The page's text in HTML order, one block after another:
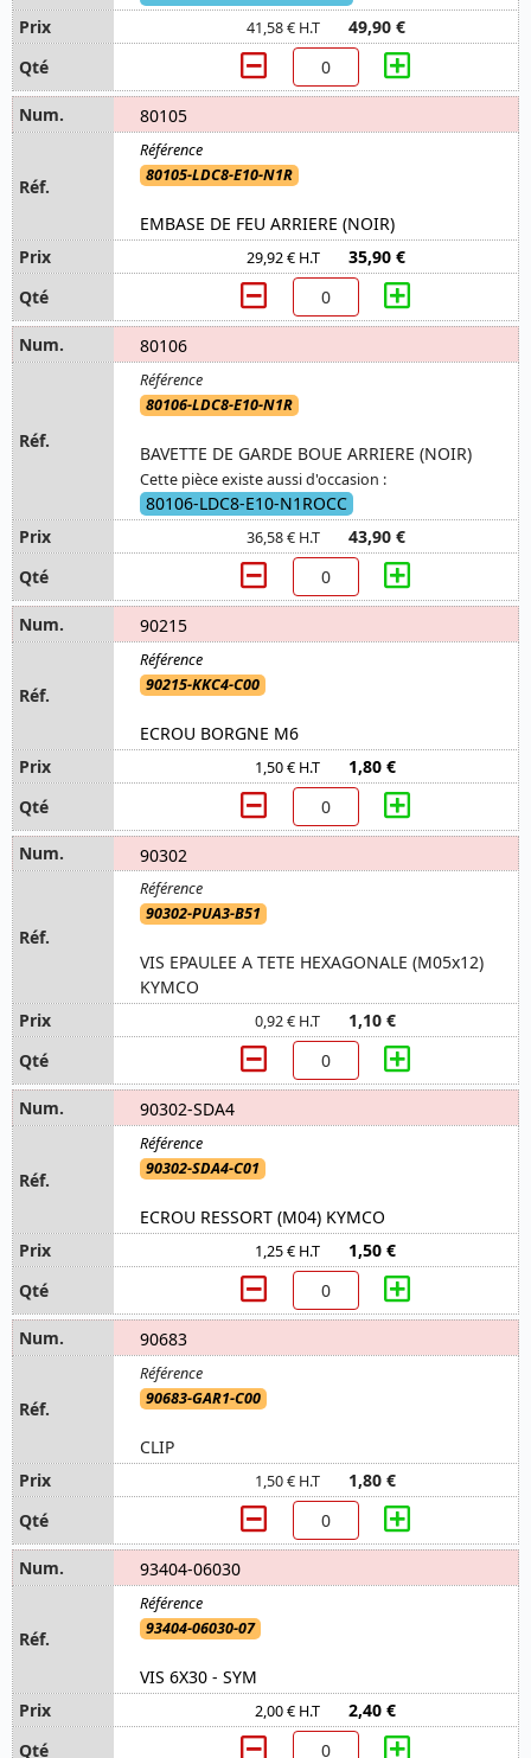
41,58 € H.T 49,90 €
80105
80105-LDC8-E10-N1R
EMBASE DE FEU ARRIERE (NOIR)
29,92 € H.T 35,90 €
80106
80106-LDC8-E10-N1R
BAVETTE DE GARDE BOUE ARRIERE (NOIR)
Cette pièce existe aussi d'occasion :
80106-LDC8-E10-N1ROCC
36,58 € H.T 43,90 €
90215
90215-KKC4-C00
ECROU BORGNE M6
1,50 € H.T 1,80 €
90302
90302-PUA3-B51
VIS EPAULEE A TETE HEXAGONALE (M05x12)
KYMCO
0,92 € H.T 1,10 €
90302-SDA4
90302-SDA4-C01
ECROU RESSORT (M04) KYMCO
1,25 € H.T 1,50 €
90683
90683-GAR1-C00
CLIP
1,50 € H.T 1,80 €
93404-06030
93404-06030-07
VIS 6X30 - SYM
2,00 € H.T 2,40 €